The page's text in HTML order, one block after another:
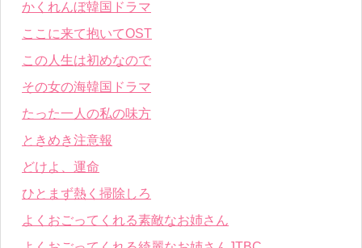
かくれんぼ韓国ドラマ
ここに来て抱いてOST
この人生は初めなので
その女の海韓国ドラマ
たった一人の私の味方
ときめき注意報
どけよ、運命
ひとまず熱く掃除しろ
よくおごってくれる素敵なお姉さん